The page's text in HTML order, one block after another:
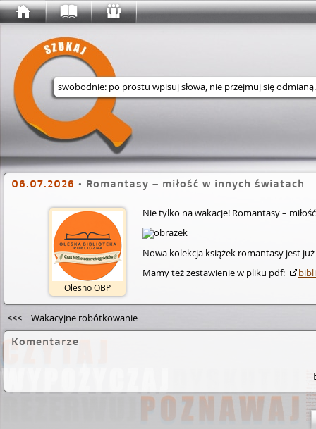
Wyszukaj w serwisie
06.07.2026 • Romantasy – miłość w innych światach
Olesno OBP
Nie tylko na wakacje! Romantasy –
Nowa kolekcja książek romantasy jest
Mamy też zestawienie w pliku pdf:
<<< Wakacyjne robótkowanie
Komentarze